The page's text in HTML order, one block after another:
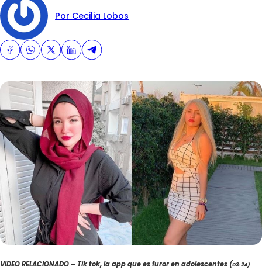
Por Cecilia Lobos
VIDEO RELACIONADO – Tik tok, la app que es furor en adolescentes (03:24)